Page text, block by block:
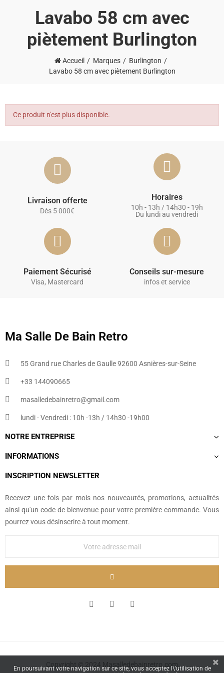
Lavabo 58 cm avec
piètement Burlington
Accueil Marques
Burlington
Lavabo 58 cm avec piètement Burlington
Ce produit n'est plus disponible.
Livraison offerte
Dès 5 000€
Horaires
10h - 13h / 14h30 - 19h
Du lundi au vendredi
Paiement Sécurisé
Visa, Mastercard
Conseils sur-mesure
infos et service
Ma Salle De Bain Retro
55 Grand rue Charles de Gaulle 92600 Asnières-sur-Seine
+33 144090665​
masalledebainretro@gmail.com
lundi - Vendredi : 10h -13h / 14h30 -19h00
NOTRE ENTREPRISE
INFORMATIONS
INSCRIPTION NEWSLETTER
Recevez une fois par mois nos nouveautés, promotions, actualités
ainsi qu'un code de bienvenue pour votre première commande. Vous
pourrez vous désinscrire à tout moment.
Copyright © 2024 Masalledebainretro.com
En poursuivant votre navigation sur ce site, vous acceptez l\'utilisation de